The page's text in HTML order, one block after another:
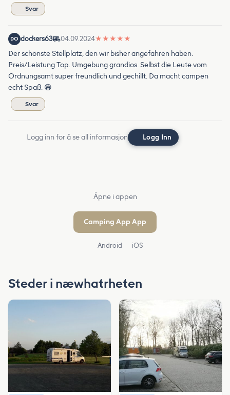
Svar
DO dockers63 04.09.2024★ ★ ★ ★ ★
Der schönste Stellplatz, den wir bisher angefahren haben.
Preis/Leistung Top. Umgebung grandios. Selbst die Leute vom
Ordnungsamt super freundlich und gechillt. Da macht campen
echt Spaß. 😁
Svar
Logg inn for å se all informasjon Logg Inn
Åpne i appen
Camping App App
Android iOS
Steder i næwhatrheten